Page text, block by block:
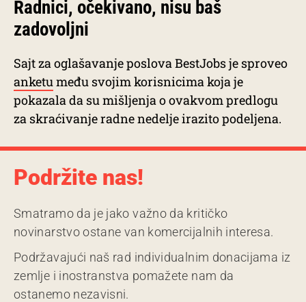
Radnici, očekivano, nisu baš
zadovoljni
Sajt za oglašavanje poslova BestJobs je sproveo
anketumeđu svojim korisnicima koja je
pokazala da su mišljenja o ovakvom predlogu
za skraćivanje radne nedelje irazito podeljena.
Podržite nas!
Smatramo da je jako važno da kritičko
novinarstvo ostane van komercijalnih interesa.
Podržavajući naš rad individualnim donacijama iz
zemlje i inostranstva pomažete nam da
ostanemo nezavisni.